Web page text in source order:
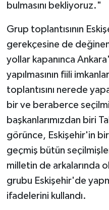
bulmasını bekliyoruz."
Grup toplantısının
gerekçesine de
yollar kapanınca
yapılmasının fiili
toplantısını nerede
bir ve beraberce
başkanlarımızdan biri
görünce, Eskişehir'in
geçmiş bütün
milletin de arkalarında
grubu Eskişehir'de
ifadelerini kullandı.